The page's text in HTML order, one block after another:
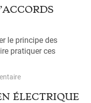
le principe des
pratiquer ces
ÉLECTRIQUE